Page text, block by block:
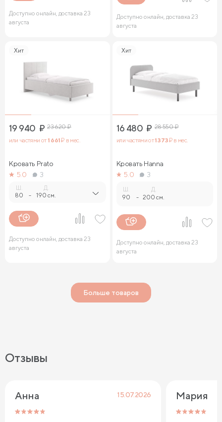
Доступно онлайн, доставка 23
августа
Доступно онлайн, доставка 23
августа
Хит
19 940 ₽ 23 620₽
или частями от1 661₽ в мес.
Кровать Prato
5.0
3
Ш.
80 -
Д.
190 см.
Доступно онлайн, доставка 23
августа
Хит
16 480 ₽ 28 550₽
или частями от1 373₽ в мес.
Кровать Hanna
5.0
3
Ш.
90 -
Д.
200 см.
Доступно онлайн, доставка 23
августа
Больше товаров
Отзывы
Анна 15.07.2026 Мария